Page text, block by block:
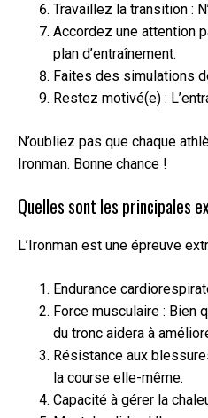
Travaillez la transition :
Accordez une attention
plan d’entraînement.
Faites des simulations
Restez motivé(e) :
N’oubliez pas que chaque
Ironman. Bonne chance !
Quelles sont les principales
L’Ironman est une épreuve
Endurance
Force musculaire : Bien
du tronc aidera à
Résistance aux
la course elle-même.
Capacité à gérer la